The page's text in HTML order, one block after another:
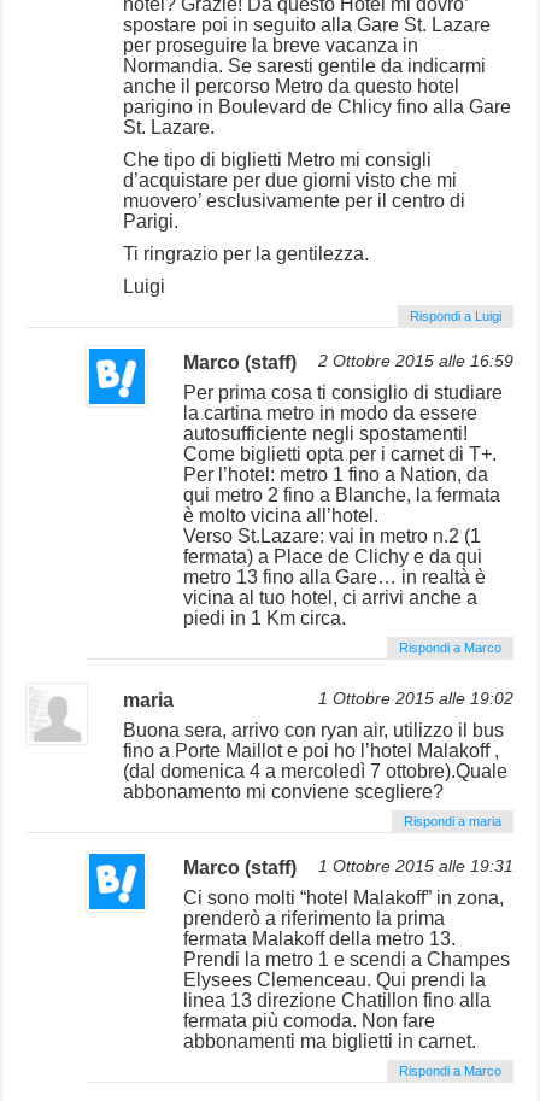
spostare poi in seguito alla Gare St. Lazare
per proseguire la breve vacanza in
Normandia. Se saresti gentile da indicarmi
anche il percorso Metro da questo hotel
parigino in Boulevard de Chlicy fino alla Gare
St. Lazare.
Che tipo di biglietti Metro mi consigli
d’acquistare per due giorni visto che mi
muovero’ esclusivamente per il centro di
Parigi.
Ti ringrazio per la gentilezza.
Luigi
Rispondi a Luigi
Marco (staff) 2 Ottobre 2015 alle 16:59
Per prima cosa ti consiglio di studiare
la cartina metro in modo da essere
autosufficiente negli spostamenti!
Come biglietti opta per i carnet di T+.
Per l’hotel: metro 1 fino a Nation, da
qui metro 2 fino a Blanche, la fermata
è molto vicina all’hotel.
Verso St.Lazare: vai in metro n.2 (1
fermata) a Place de Clichy e da qui
metro 13 fino alla Gare… in realtà è
vicina al tuo hotel, ci arrivi anche a
piedi in 1 Km circa.
Rispondi a Marco
maria 1 Ottobre 2015 alle 19:02
Buona sera, arrivo con ryan air, utilizzo il bus
fino a Porte Maillot e poi ho l’hotel Malakoff ,
(dal domenica 4 a mercoledì 7 ottobre).Quale
abbonamento mi conviene scegliere?
Rispondi a maria
Marco (staff) 1 Ottobre 2015 alle 19:31
Ci sono molti “hotel Malakoff” in zona,
prenderò a riferimento la prima
fermata Malakoff della metro 13.
Prendi la metro 1 e scendi a Champes
Elysees Clemenceau. Qui prendi la
linea 13 direzione Chatillon fino alla
fermata più comoda. Non fare
abbonamenti ma biglietti in carnet.
Rispondi a Marco